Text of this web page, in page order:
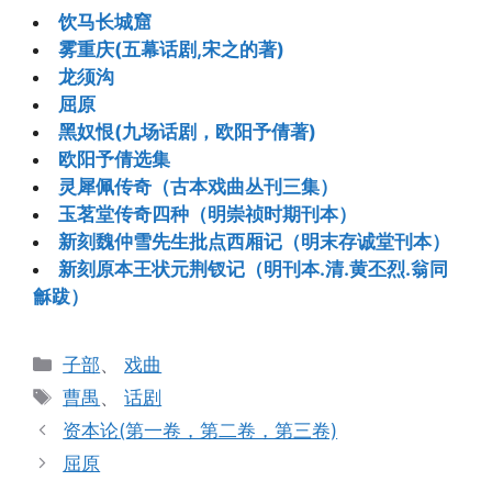
饮马长城窟
雾重庆(五幕话剧,宋之的著)
龙须沟
屈原
黑奴恨(九场话剧，欧阳予倩著)
欧阳予倩选集
灵犀佩传奇（古本戏曲丛刊三集）
玉茗堂传奇四种（明崇祯时期刊本）
新刻魏仲雪先生批点西厢记（明末存诚堂刊本）
新刻原本王状元荆钗记（明刊本.清.黄丕烈.翁同
龢跋）
分
类
子部、 戏曲
标
签
曹禺 、话剧
资本论(第一卷，第二卷，第三卷)
屈原